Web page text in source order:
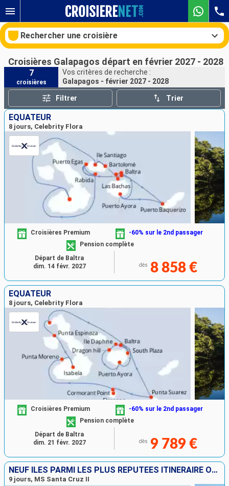
Rechercher une croisière
Nos destinations
Mois de départ
Ports
Rechercher
Croisières Galapagos départ en février 2027 - 2028
7
croisières
Vos critères de recherche :
Galapagos - février 2027 - 2028
Filtrer Trier
ÉQUATEUR
8 jours, Celebrity Flora
Croisières Premium
-60% sur le 2nd passager
Pension complète
dès 8 858 €
Départ de Baltra
dim. 14 févr. 2027
ÉQUATEUR
8 jours, Celebrity Flora
Croisières Premium
-60% sur le 2nd passager
Pension complète
dès 9 789 €
Départ de Baltra
dim. 21 févr. 2027
NEUF ÎLES PARMI LES PLUS RÉPUTÉES ITINÉRAIRE OUEST ET NORD
9 jours, MS Santa Cruz II